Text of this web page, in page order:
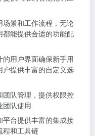
场景和工作流程，无论
能提供合适的功能配
的用户界面确保新手用
户提供丰富的自定义选
团队管理，提供权限控
团队使用
平台提供丰富的集成接
程和工具链